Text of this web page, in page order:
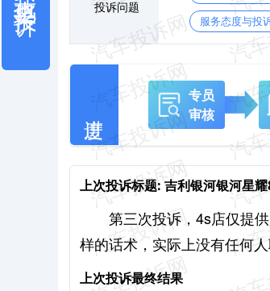
投诉问题
服务态度与投
专员
审核
上次投诉标题: 吉利银河银河星
第三次投诉，4s店仅提
样的话术，实际上没有任何
上次投诉最终结果